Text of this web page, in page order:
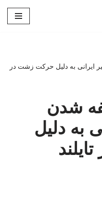
ایرانی به دلیل حرکت زشت در
شدن
به دلیل